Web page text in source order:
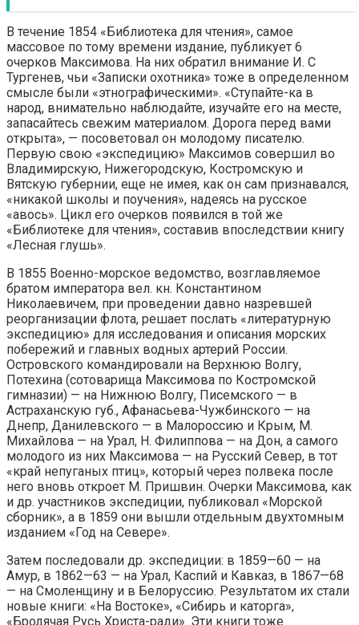
В течение 1854 «Библиотека для чтения», самое
массовое по тому времени издание, публикует 6
очерков Максимова. На них обратил внимание И. С
Тургенев, чьи «Записки охотника» тоже в определенном
смысле были «этнографическими». «Ступайте-ка в
народ, внимательно наблюдайте, изучайте его на месте,
запасайтесь свежим материалом. Дорога перед вами
открыта», — посоветовал он молодому писателю.
Первую свою «экспедицию» Максимов совершил во
Владимирскую, Нижегородскую, Костромскую и
Вятскую губернии, еще не имея, как он сам признавался,
«никакой школы и поучения», надеясь на русское
«авось». Цикл его очерков появился в той же
«Библиотеке для чтения», составив впоследствии книгу
«Лесная глушь».
В 1855 Военно-морское ведомство, возглавляемое
братом императора вел. кн. Константином
Николаевичем, при проведении давно назревшей
реорганизации флота, решает послать «литературную
экспедицию» для исследования и описания морских
побережий и главных водных артерий России.
Островского командировали на Верхнюю Волгу,
Потехина (сотоварища Максимова по Костромской
гимназии) — на Нижнюю Волгу, Писемского — в
Астраханскую губ., Афанасьева-Чужбинского — на
Днепр, Данилевского — в Малороссию и Крым, М.
Михайлова — на Урал, Н. Филиппова — на Дон, а самого
молодого из них Максимова — на Русский Север, в тот
«край непуганых птиц», который через полвека после
него вновь откроет М. Пришвин. Очерки Максимова, как
и др. участников экспедиции, публиковал «Морской
сборник», а в 1859 они вышли отдельным двухтомным
изданием «Год на Севере».
Затем последовали др. экспедиции: в 1859—60 — на
Амур, в 1862—63 — на Урал, Каспий и Кавказ, в 1867—68
— на Смоленщину и в Белоруссию. Результатом их стали
новые книги: «На Востоке», «Сибирь и каторга»,
«Бродячая Русь Христа-ради». Эти книги тоже